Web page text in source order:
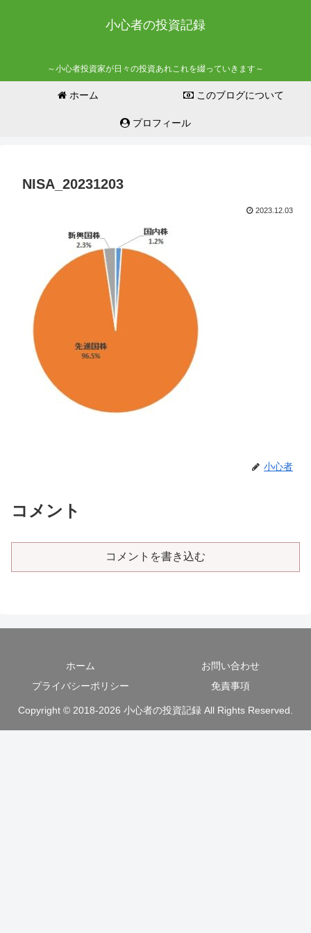
小心者の投資記録
～小心者投資家が日々の投資あれこれを綴っていきます～
ホーム このブログについて
プロフィール
NISA_20231203
2023.12.03
小心者
コメント
コメントを書き込む
ホーム
お問い合わせ
プライバシーポリシー
免責事項
Copyright © 2018-2026 小心者の投資記録 All Rights Reserved.